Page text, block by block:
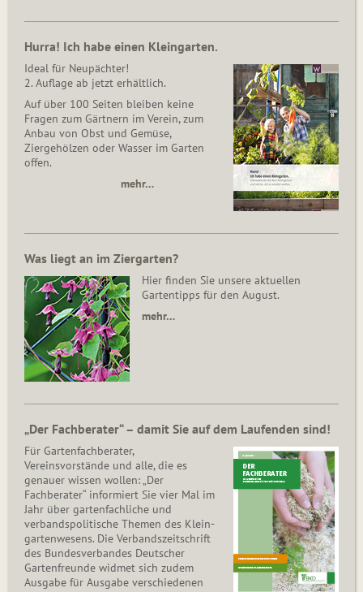
Hurra! Ich habe einen Kleingarten.
Ideal für Neupächter!
2. Auflage ab jetzt erhältlich.
Auf über 100 Seiten bleiben keine
Fragen zum Gärtnern im Verein, zum
Anbau von Obst und Gemüse,
Ziergehölzen oder Wasser im Garten
offen.
mehr…
Was liegt an im Ziergarten?
Hier finden Sie unsere aktuellen
Gartentipps für den August.
mehr…
„Der Fachberater“ – damit Sie auf dem Laufenden sind!
Für Gartenfachberater,
Vereinsvorstände und alle, die es
genauer wissen wollen: „Der
Fachberater“ informiert Sie vier Mal im
Jahr über gartenfachliche und
verbandspolitische Themen des Klein­
gar­ten­wesens. Die Ver­bands­zeit­schrift
des Bun­des­ver­ban­des Deutscher
Gartenfreunde widmet sich zudem
Ausgabe für Ausgabe verschiedenen